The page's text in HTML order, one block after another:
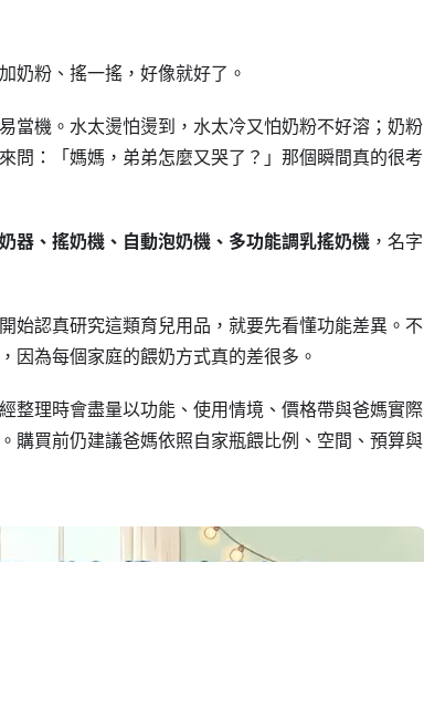
奶粉、搖一搖，好像就好了。
當機。水太燙怕燙到，水太冷又怕奶粉不好溶；奶粉
問：「媽媽，弟弟怎麼又哭了？」那個瞬間真的很考
器、搖奶機、自動泡奶機、多功能調乳搖奶機 ，名字
始認真研究這類育兒用品，就要先看懂功能差異。不
因為每個家庭的餵奶方式真的差很多。
整理時會盡量以功能、使用情境、價格帶與爸媽實際
購買前仍建議爸媽依照自家瓶餵比例、空間、預算與